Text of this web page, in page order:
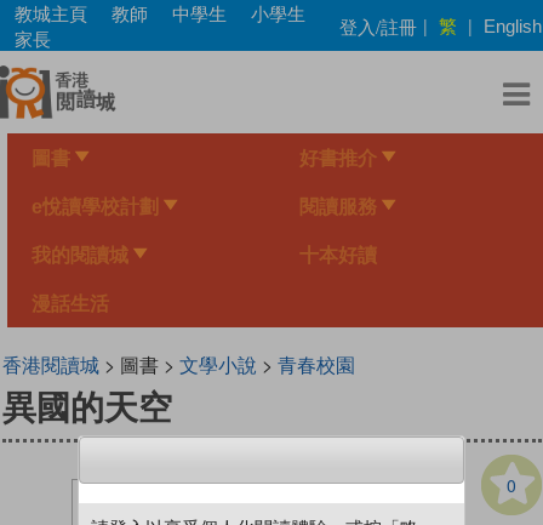
Skip
main
content
教城主頁 教師 中學生
小學生
家長
登入/註冊 | 繁 | English
圖書 好書推介
e悅讀學校計劃 閱讀服務
我的閱讀城 十本好讀
漫話生活
香港閱讀城> 圖書 > 文學小說 > 青春校園
異國的天空
0